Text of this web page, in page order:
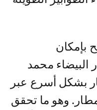
بإمكان
البيضاء محمد
بشكل أسرع عبر
وهو ما تحقق